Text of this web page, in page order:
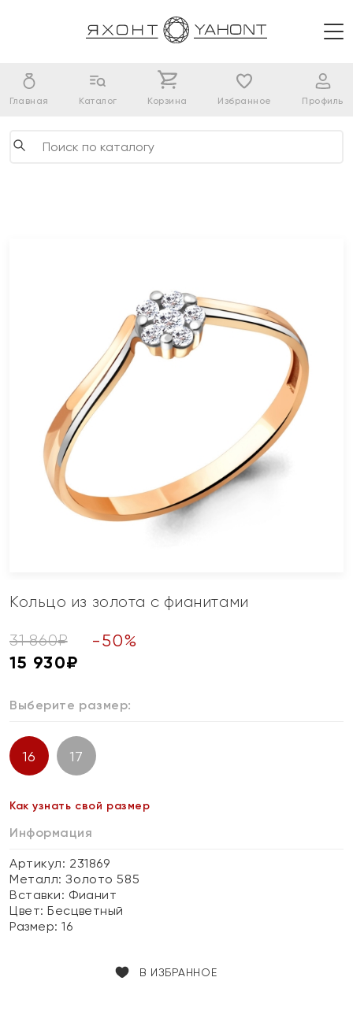
Главная Каталог Корзина Избранное Профиль
Кольцо из золота с фианитами
31 860₽ -50%
15 930₽
Выберите размер:
16 17
Как узнать свой размер
Информация
Артикул: 231869
Металл:Золото 585
Вставки: Фианит
Цвет:Бесцветный
Размер:16
В ИЗБРАННОЕ